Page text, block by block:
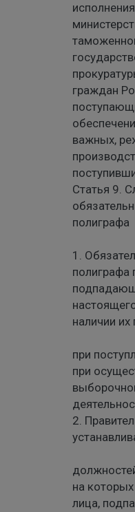
граждан
важных,
Статья 9.
полиграфа
1.
полиграфа
наличии их
при
при
2.
на
лица,